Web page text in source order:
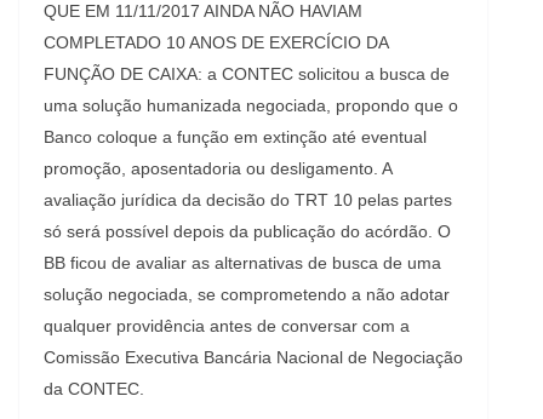
QUE EM 11/11/2017 AINDA NÃO HAVIAM
COMPLETADO 10 ANOS DE EXERCÍCIO DA
FUNÇÃO DE CAIXA: a CONTEC solicitou a busca de
uma solução humanizada negociada, propondo que o
Banco coloque a função em extinção até eventual
promoção, aposentadoria ou desligamento. A
avaliação jurídica da decisão do TRT 10 pelas partes
só será possível depois da publicação do acórdão. O
BB ficou de avaliar as alternativas de busca de uma
solução negociada, se comprometendo a não adotar
qualquer providência antes de conversar com a
Comissão Executiva Bancária Nacional de Negociação
da CONTEC.